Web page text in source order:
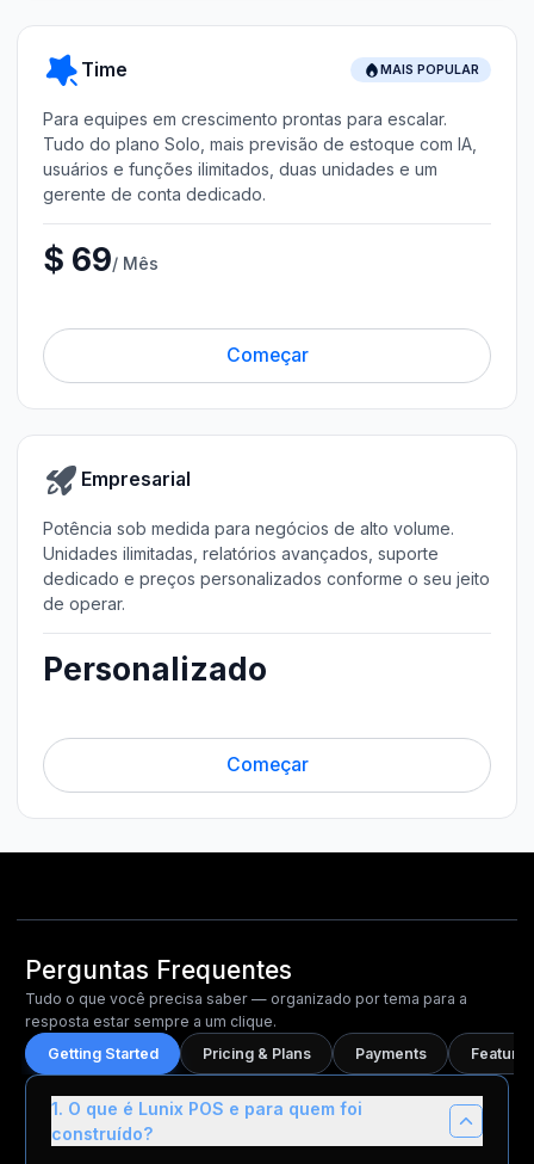
Time MAIS POPULAR
Para equipes em crescimento prontas para escalar.
Tudo do plano Solo, mais previsão de estoque com IA,
usuários e funções ilimitados, duas unidades e um
gerente de conta dedicado.
$ 69/ Mês
Começar
Empresarial
Potência sob medida para negócios de alto volume.
Unidades ilimitadas, relatórios avançados, suporte
dedicado e preços personalizados conforme o seu jeito
de operar.
Personalizado
Começar
Perguntas Frequentes
Tudo o que você precisa saber — organizado por tema para a
resposta estar sempre a um clique.
Getting Started
Pricing & Plans Payments
1. O que é Lunix POS e para quem foi
construído?